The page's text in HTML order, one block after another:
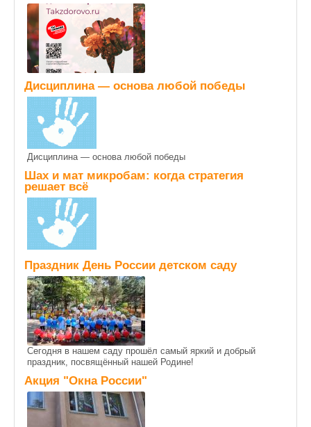
Дисциплина — основа любой победы
Дисциплина — основа любой победы
Шах и мат микробам: когда стратегия
решает всё
Праздник День России детском саду
Сегодня в нашем саду прошёл самый яркий и добрый
праздник, посвящённый нашей Родине!
Акция "Окна России"